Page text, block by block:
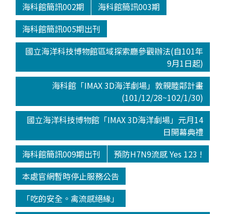
海科館簡訊002期
海科館簡訊003期
海科館簡訊005期出刊
國立海洋科技博物館區域探索廳參觀辦法(自101年
9月1日起)
海科館「IMAX 3D海洋劇場」敦親睦鄰計畫
(101/12/28~102/1/30)
國立海洋科技博物館「IMAX 3D海洋劇場」元月14
日開幕典禮
海科館簡訊009期出刊
預防H7N9流感 Yes 123 !
本處官網暫時停止服務公告
「吃的安全。禽流感絕緣」